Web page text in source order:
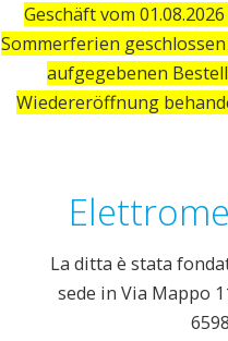
Geschäft vom
Sommerferien
aufgegebenen
Wiedereröffnung
La ditta è stata
sede in Via Mappo